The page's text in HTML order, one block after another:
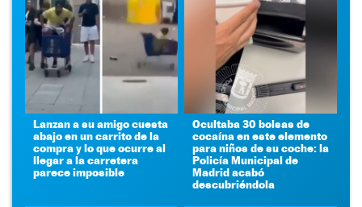
Lanzan a su amigo cuesta
abajo en un carrito de la
compra y lo que ocurre al
llegar a la carretera
parece imposible
Ocultaba 30 bolsas de
cocaína en este elemento
para niños de su coche: la
Policía Municipal de
Madrid acabó
descubriéndola